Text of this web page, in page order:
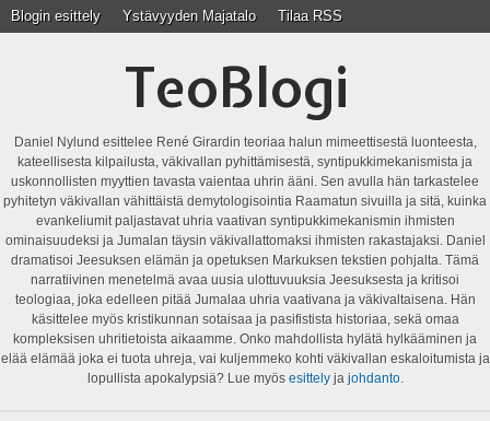
Blogin esittely Ystävyyden Majatalo Tilaa RSS
TeoBlogi
Daniel Nylund esittelee René Girardin teoriaa halun mimeettisestä luonteesta,
kateellisesta kilpailusta, väkivallan pyhittämisestä, syntipukkimekanismista ja
uskonnollisten myyttien tavasta vaientaa uhrin ääni. Sen avulla hän tarkastelee
pyhitetyn väkivallan vähittäistä demytologisointia Raamatun sivuilla ja sitä, kuinka
evankeliumit paljastavat uhria vaativan syntipukkimekanismin ihmisten
ominaisuudeksi ja Jumalan täysin väkivallattomaksi ihmisten rakastajaksi. Daniel
dramatisoi Jeesuksen elämän ja opetuksen Markuksen tekstien pohjalta. Tämä
narratiivinen menetelmä avaa uusia ulottuvuuksia Jeesuksesta ja kritisoi
teologiaa, joka edelleen pitää Jumalaa uhria vaativana ja väkivaltaisena. Hän
käsittelee myös kristikunnan sotaisaa ja pasifistista historiaa, sekä omaa
kompleksisen uhritietoista aikaamme. Onko mahdollista hylätä hylkääminen ja
elää elämää joka ei tuota uhreja, vai kuljemmeko kohti väkivallan eskaloitumista ja
lopullista apokalypsiä? Lue myös esittelyja johdanto.